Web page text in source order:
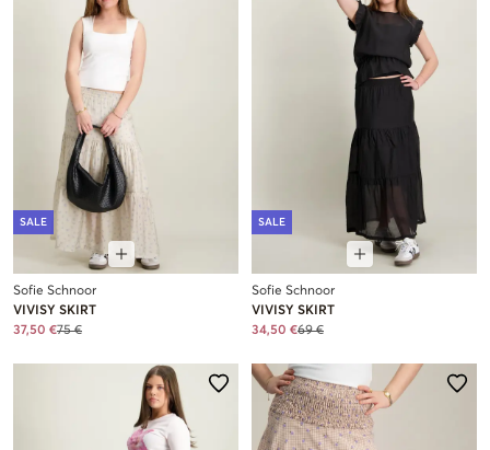
SALE
Sofie Schnoor
VIVISY SKIRT
37,50 €75 €
SALE
Sofie Schnoor
VIVISY SKIRT
34,50 €69 €